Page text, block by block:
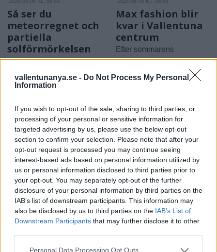
vallentunanya.se - Do Not Process My Personal
Information
If you wish to opt-out of the sale, sharing to third parties, or
processing of your personal or sensitive information for
targeted advertising by us, please use the below opt-out
section to confirm your selection. Please note that after your
opt-out request is processed you may continue seeing
interest-based ads based on personal information utilized by
us or personal information disclosed to third parties prior to
your opt-out. You may separately opt-out of the further
disclosure of your personal information by third parties on the
IAB’s list of downstream participants. This information may
also be disclosed by us to third parties on the IAB’s List of
Downstream Participants that may further disclose it to other
Personal Data Processing Opt Outs
Så ser du
meteorregnet och
partiella
solförmörkelsen
Astrofotografen och
Vallentunabon Per-Magnus
Hedén tipsar
Max fashion blir
kvar i Vallentuna
centrum
Efter sommarens
utförsäljning – öppnar upp
butiken igen i augusti
2026-08-06 KL. 08:39
Tänker inte på
medaljer
Efter succén på hemma-
VM vill Linnea Stenson
2026-08-06 KL. 08:37
Vallentuna ingen
toppkommun för
äldre
Bottenplacering i ny